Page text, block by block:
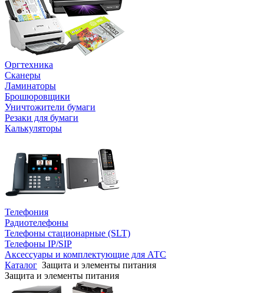
Оргтехника
Сканеры
Ламинаторы
Брошюровщики
Уничтожители бумаги
Резаки для бумаги
Калькуляторы
Телефония
Радиотелефоны
Телефоны стационарные (SLT)
Телефоны IP/SIP
Аксессуары и комплектующие для АТС
Каталог Защита и элементы питания
Защита и элементы питания